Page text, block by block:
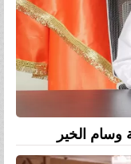
وسام الخير